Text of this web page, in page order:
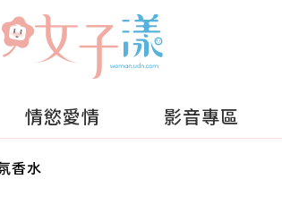
情慾愛情 影音專區
香水